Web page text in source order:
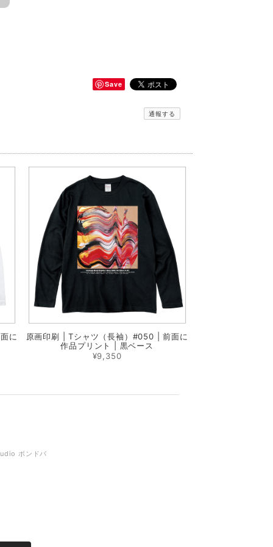
Save
通報する
に
原画印刷 | Tシャツ（長袖）#050 | 前面に
作品プリント | 黒ベース
¥9,350
ボンドバ